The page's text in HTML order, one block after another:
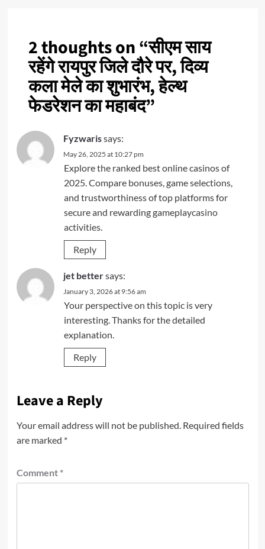
2 thoughts on “सीएम साय
रहेंगे रायपुर जिले दौरे पर, दिव्य
कला मेले का शुभारंभ, हेल्थ
फेडरेशन का महाबंद”
Fyzwarissays:
May 26, 2025 at 10:27 pm
Explore the ranked best online casinos of
2025. Compare bonuses, game selections,
and trustworthiness of top platforms for
secure and rewarding gameplaycasino
activities.
Reply
jet bettersays:
January 3, 2026 at 9:56 am
Your perspective on this topic is very
interesting. Thanks for the detailed
explanation.
Reply
Leave a Reply
Your email address will not be published. Required fields
are marked *
Comment *